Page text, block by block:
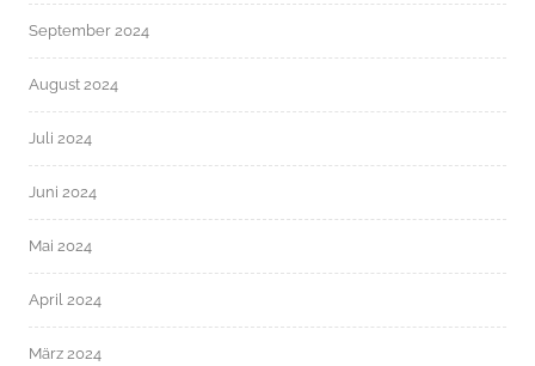
September 2024
August 2024
Juli 2024
Juni 2024
Mai 2024
April 2024
März 2024